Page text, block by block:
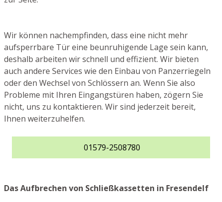
Wir können nachempfinden, dass eine nicht mehr
aufsperrbare Tür eine beunruhigende Lage sein kann,
deshalb arbeiten wir schnell und effizient. Wir bieten
auch andere Services wie den Einbau von Panzerriegeln
oder den Wechsel von Schlössern an. Wenn Sie also
Probleme mit Ihren Eingangstüren haben, zögern Sie
nicht, uns zu kontaktieren. Wir sind jederzeit bereit,
Ihnen weiterzuhelfen.
01579-2508780
Das Aufbrechen von Schließkassetten in Fresendelf